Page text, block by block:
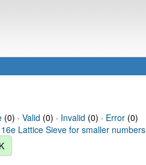
(0) · Valid (0) · Invalid (0) · Error(0)
16e Lattice Sieve for smaller numbers